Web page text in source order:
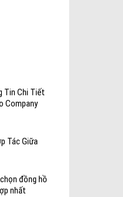
Tin Chi Tiết
Company
Tác Giữa
đồng hồ
nhất